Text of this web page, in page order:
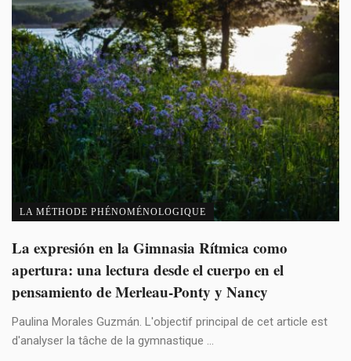
LA MÉTHODE PHÉNOMÉNOLOGIQUE
La expresión en la Gimnasia Rítmica como
apertura: una lectura desde el cuerpo en el
pensamiento de Merleau-Ponty y Nancy
Paulina Morales Guzmán. L'objectif principal de cet article est
d'analyser la tâche de la gymnastique ...